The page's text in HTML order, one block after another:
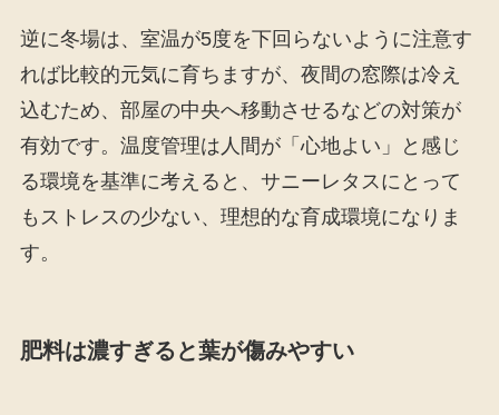
逆に冬場は、室温が5度を下回らないように注意す
れば比較的元気に育ちますが、夜間の窓際は冷え
込むため、部屋の中央へ移動させるなどの対策が
有効です。温度管理は人間が「心地よい」と感じ
る環境を基準に考えると、サニーレタスにとって
もストレスの少ない、理想的な育成環境になりま
す。
肥料は濃すぎると葉が傷みやすい